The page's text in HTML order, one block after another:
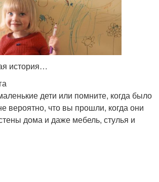
история…
дети или помните, когда было
вероятно, что вы прошли, когда они
дома и даже мебель, стулья и